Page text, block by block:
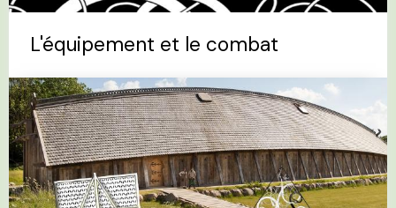
L'équipement et le combat